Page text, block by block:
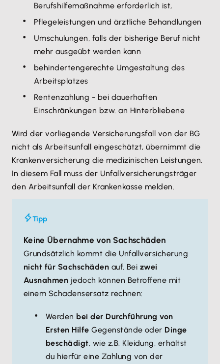
Berufshilfemaßnahme erforderlich ist,
Pflegeleistungen und ärztliche Behandlungen
Umschulungen, falls der bisherige Beruf nicht
mehr ausgeübt werden kann
behindertengerechte Umgestaltung des
Arbeitsplatzes
Rentenzahlung - bei dauerhaften
Einschränkungen bzw. an Hinterbliebene
Wird der vorliegende Versicherungsfall von der BG
nicht als Arbeitsunfall eingeschätzt, übernimmt die
Krankenversicherung die medizinischen Leistungen.
In diesem Fall muss der Unfallversicherungsträger
den Arbeitsunfall der Krankenkasse melden.
Tipp
Keine Übernahme von Sachschäden
Grundsätzlich kommt die Unfallversicherung
nicht für Sachschäden auf. Bei zwei
Ausnahmen jedoch können Betroffene mit
einem Schadensersatz rechnen:
Werden bei der Durchführung von
Ersten Hilfe Gegenstände oder Dinge
beschädigt, wie z.B. Kleidung, erhältst
du hierfür eine Zahlung von der